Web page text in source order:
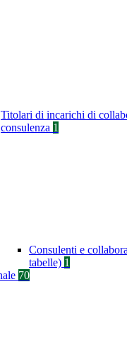
Titolari di incarichi di
consulenza 1
Consulenti e
tabelle) 1
70